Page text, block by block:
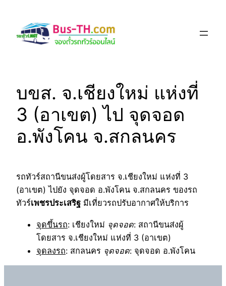
content
บขส. จ.เชียงใหม่ แห่งที่
3 (อาเขต) ไป จุดจอด
อ.พังโคน จ.สกลนคร
รถทัวร์สถานีขนส่งผู้โดยสาร จ.เชียงใหม่ แห่งที่ 3
(อาเขต) ไปยัง จุดจอด อ.พังโคน จ.สกลนคร ของรถ
ทัวร์เพชรประเสริฐ มีเที่ยวรถปรับอากาศให้บริการ
จุดขึ้นรถ: เชียงใหม่ จุดจอด: สถานีขนส่งผู้
โดยสาร จ.เชียงใหม่ แห่งที่ 3 (อาเขต)
จุดลงรถ: สกลนคร จุดจอด: จุดจอด อ.พังโคน